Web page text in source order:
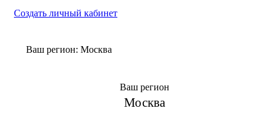
Создать личный кабинет
Ваш регион: Москва
Ваш регион
Москва